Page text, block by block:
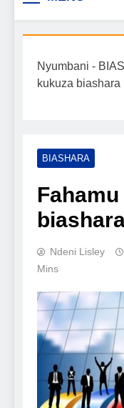
Nyumbani -
kukuza biashara
BIASHARA
Ndeni Lisley
Mins